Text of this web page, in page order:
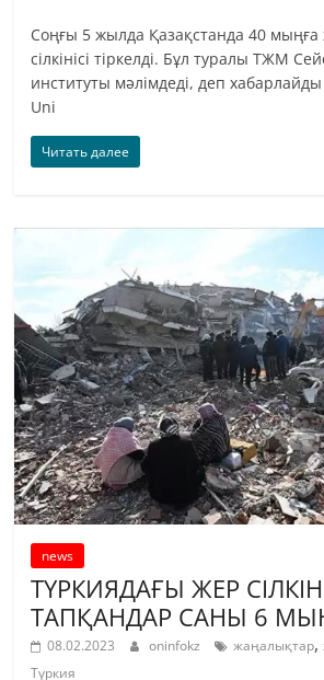
Соңғы 5 жылда Қазақстанда 40
сілкінісі тіркелді. Бұл туралы ТЖМ
институты мәлімдеді, деп
Uni
Читать далее
news
ТҮРКИЯДАҒЫ ЖЕР
ТАПҚАНДАР САНЫ 6
08.02.2023 oninfokz жаңалықтар,
Түркия